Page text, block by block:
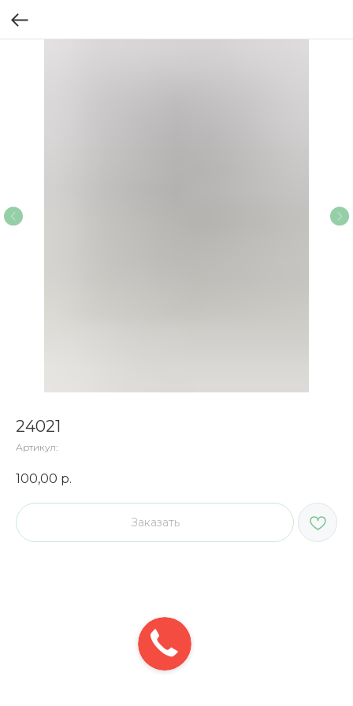
24021
Артикул:
100,00 р.
Заказать